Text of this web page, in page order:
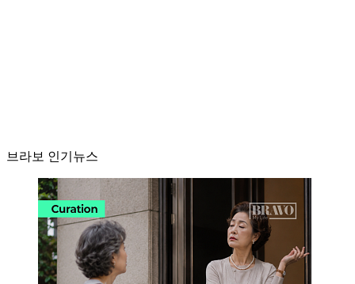
브라보 인기뉴스